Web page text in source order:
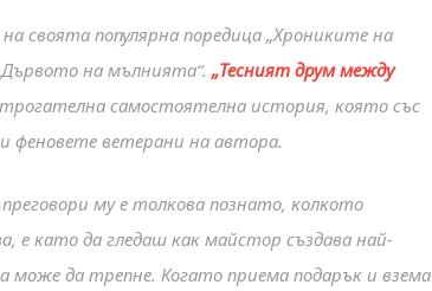
своята популярна поредица „Хрониките на
на мълнията“. „Тесният друм между
самостоятелна история, която със
феновете ветерани на автора.
му е толкова познато, колкото
е като да гледаш как майстор създава най-
може да трепне. Когато приема подарък и взема